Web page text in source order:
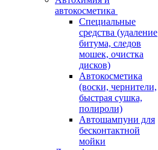
автокосметика
Специальные
средства (удаление
битума, следов
мошек, очистка
дисков)
Автокосметика
(воски, чернители,
быстрая сушка,
полироли)
Автошампуни для
бесконтактной
мойки